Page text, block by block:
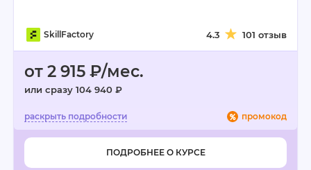
SkillFactory 4.3 101 отзыв
от 2 915 ₽/мес.
или сразу 104 940 ₽
промокод
ПОДРОБНЕЕ О КУРСЕ